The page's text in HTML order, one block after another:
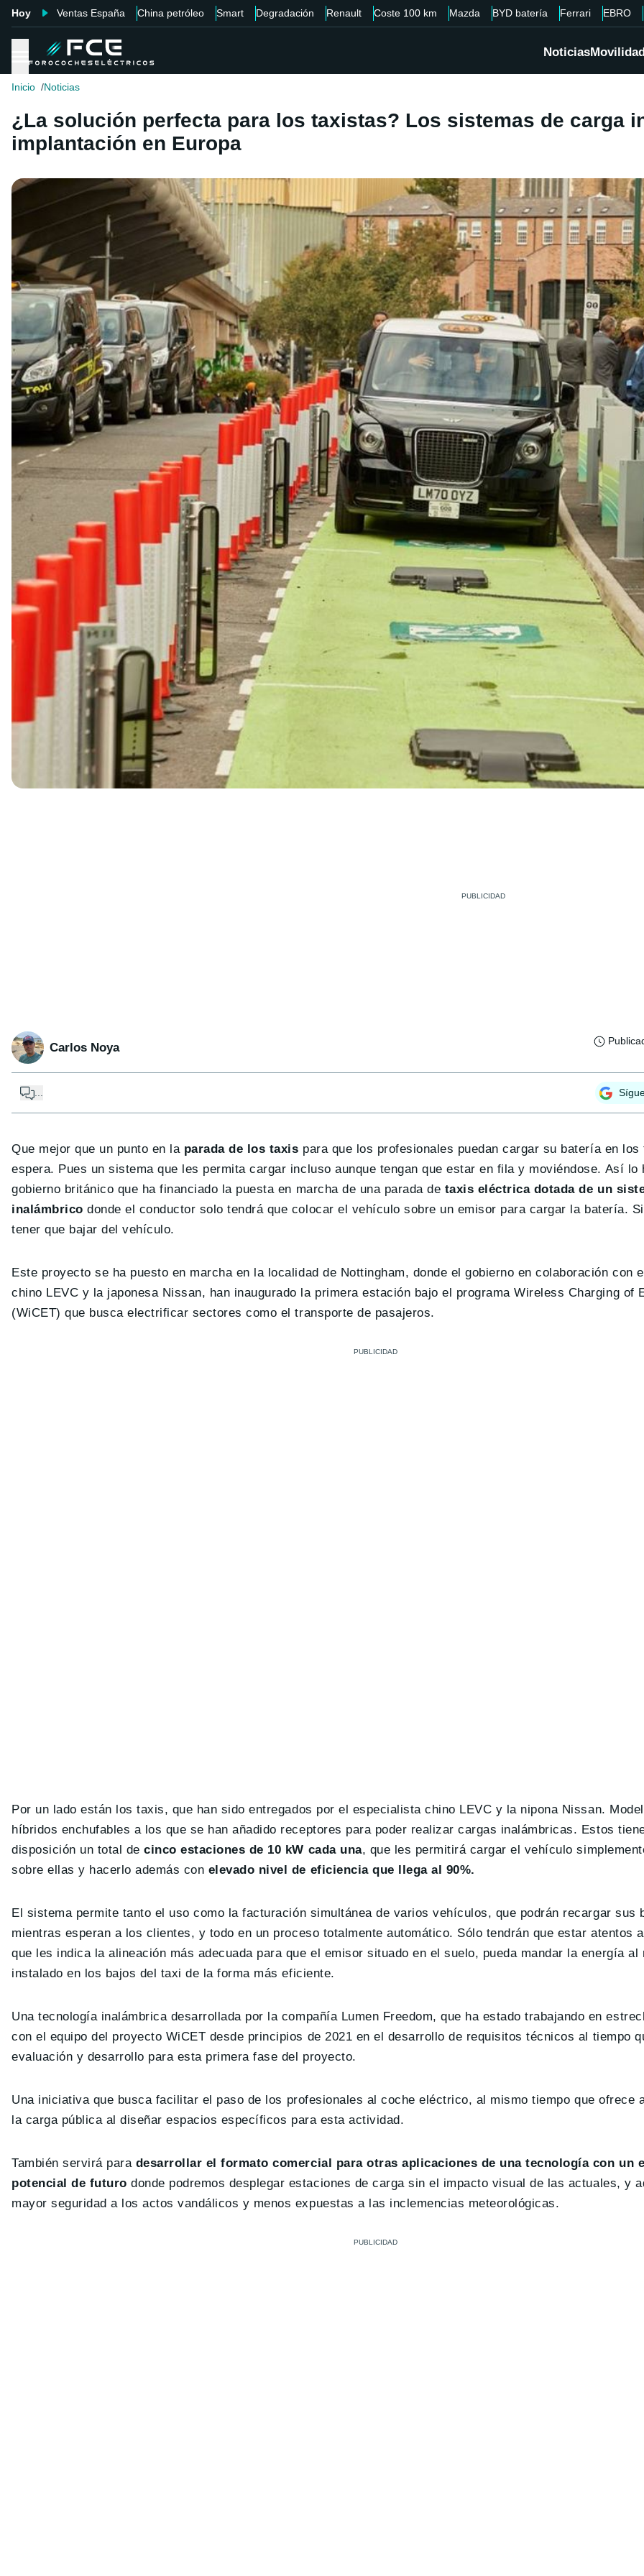
Hoy Ventas España China petróleo Smart Degradación Renault Coste 100 km Mazda BYD batería Ferrari EBRO
Noticias
Inicio Noticias
¿La solución perfecta para los taxistas? Los sistemas de carga
implantación en Europa
Carlos Noya
...
Que mejor que un punto en la parada de los taxis para que los profesionales puedan cargar su batería en los
espera. Pues un sistema que les permita cargar incluso aunque tengan que estar en fila y moviéndose. Así lo
gobierno británico que ha financiado la puesta en marcha de una parada de taxis eléctrica dotada de un
inalámbrico donde el conductor solo tendrá que colocar el vehículo sobre un emisor para cargar la batería.
tener que bajar del vehículo.
Este proyecto se ha puesto en marcha en la localidad de Nottingham, donde el gobierno en colaboración con
chino LEVC y la japonesa Nissan, han inaugurado la primera estación bajo el programa Wireless Charging of
(WiCET) que busca electrificar sectores como el transporte de pasajeros.
Por un lado están los taxis, que han sido entregados por el especialista chino LEVC y la nipona Nissan.
híbridos enchufables a los que se han añadido receptores para poder realizar cargas inalámbricas. Estos
disposición un total decinco estaciones de 10 kW cada una, que les permitirá cargar el vehículo
sobre ellas y hacerlo además con elevado nivel de eficiencia que llega al 90%.
El sistema permite tanto el uso como la facturación simultánea de varios vehículos, que podrán recargar sus
mientras esperan a los clientes, y todo en un proceso totalmente automático. Sólo tendrán que estar atentos
que les indica la alineación más adecuada para que el emisor situado en el suelo, pueda mandar la energía al
instalado en los bajos del taxi de la forma más eficiente.
Una tecnología inalámbrica desarrollada por la compañía Lumen Freedom, que ha estado trabajando en
con el equipo del proyecto WiCET desde principios de 2021 en el desarrollo de requisitos técnicos al tiempo
evaluación y desarrollo para esta primera fase del proyecto.
Una iniciativa que busca facilitar el paso de los profesionales al coche eléctrico, al mismo tiempo que ofrece
la carga pública al diseñar espacios específicos para esta actividad.
También servirá para desarrollar el formato comercial para otras aplicaciones de una tecnología con un
potencial de futuro donde podremos desplegar estaciones de carga sin el impacto visual de las actuales, y
mayor seguridad a los actos vandálicos y menos expuestas a las inclemencias meteorológicas.